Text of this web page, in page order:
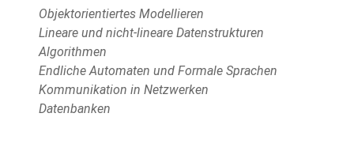
Objektorientiertes Modellieren
Lineare und nicht-lineare Datenstrukturen
Algorithmen
Endliche Automaten und Formale Sprachen
Kommunikation in Netzwerken
Datenbanken